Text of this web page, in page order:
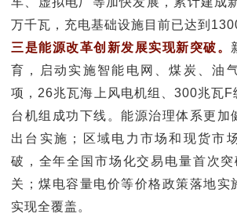
万千瓦，充电基础设施目前已达到
三是能源改革创新发展实现新突破。
育，启动实施智能电网、煤炭、油
项，26兆瓦海上风电机组、300兆瓦F
台机组成功下线。能源治理体系更加
出台实施；区域电力市场和现货市
破，全年全国市场化交易电量首次
关；煤电容量电价等价格政策落地实
实现全覆盖。